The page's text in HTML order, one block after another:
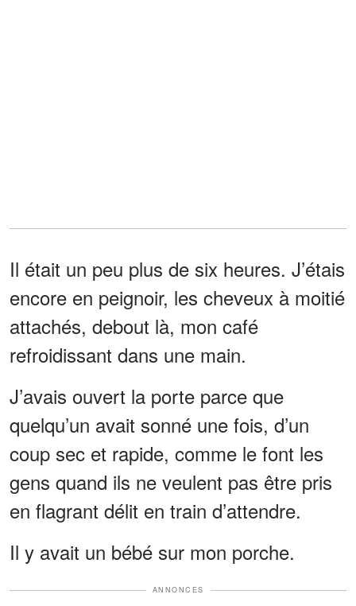
Il était un peu plus de six heures. J’étais
encore en peignoir, les cheveux à moitié
attachés, debout là, mon café
refroidissant dans une main.
J’avais ouvert la porte parce que
quelqu’un avait sonné une fois, d’un
coup sec et rapide, comme le font les
gens quand ils ne veulent pas être pris
en flagrant délit en train d’attendre.
Il y avait un bébé sur mon porche.
ANNONCES